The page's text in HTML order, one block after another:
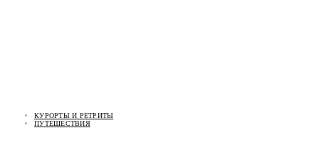
КУРОРТЫ И РЕТРИТЫ
ПУТЕШЕСТВИЯ